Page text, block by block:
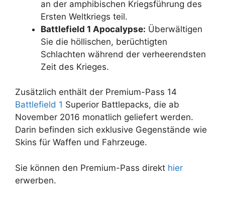
an der amphibischen Kriegsführung des
Ersten Weltkriegs teil.
Battlefield 1 Apocalypse: Überwältigen
Sie die höllischen, berüchtigten
Schlachten während der verheerendsten
Zeit des Krieges.
Zusätzlich enthält der Premium-Pass 14
Battlefield 1 Superior Battlepacks, die ab
November 2016 monatlich geliefert werden.
Darin befinden sich exklusive Gegenstände wie
Skins für Waffen und Fahrzeuge.
Sie können den Premium-Pass direkt hier
erwerben.